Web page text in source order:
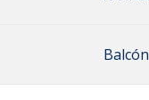
Balcón